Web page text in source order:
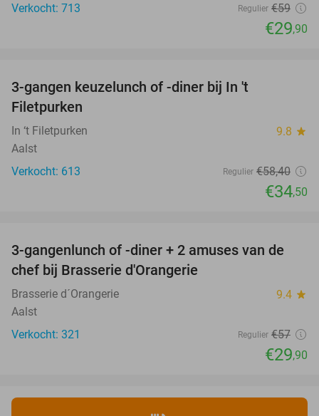
Verkocht: 713
Regulier €59
€29,90
3-gangen keuzelunch of -diner bij In 't
Filetpurken
In ‘t Filetpurken 9.8 star
Aalst
Verkocht: 613
Regulier €58,40
€34,50
48%
3-gangenlunch of -diner + 2 amuses van de
chef bij Brasserie d'Orangerie
Brasserie d´Orangerie 9.4 star
Aalst
Verkocht: 321
Regulier €57
€29,90